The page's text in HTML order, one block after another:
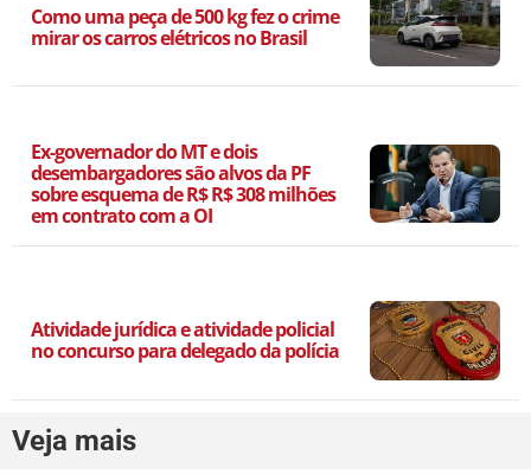
Como uma peça de 500 kg fez o crime
mirar os carros elétricos no Brasil
Ex-governador do MT e dois
desembargadores são alvos da PF
sobre esquema de R$ R$ 308 milhões
em contrato com a OI
Atividade jurídica e atividade policial
no concurso para delegado da polícia
Veja mais